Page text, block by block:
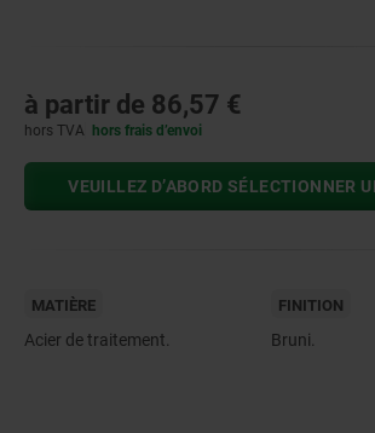
à partir de 86,57 €
hors TVA hors frais d’envoi
VEUILLEZ D’ABORD SÉLECTIONNER
MATIÈRE
Acier de traitement.
FINITION
Bruni.